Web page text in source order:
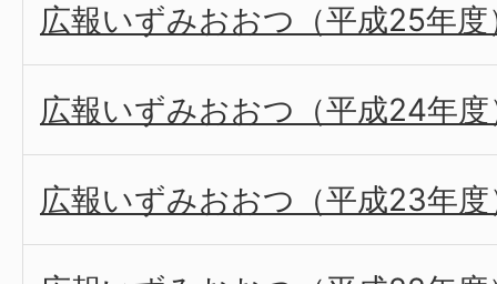
広報いずみおおつ（平成25年度
広報いずみおおつ（平成24年度
広報いずみおおつ（平成23年度